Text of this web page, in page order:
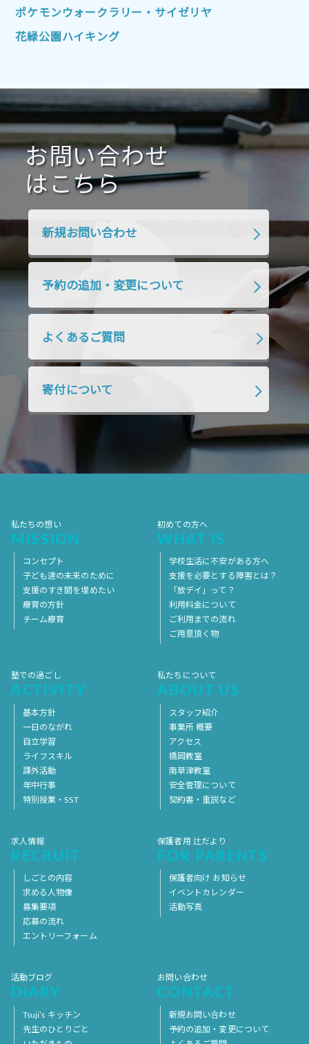
2022年1月 2021年12月 2021年11月
2021年10月 2021年9月
2021年1月 2020年12月 2020年11月
2020年10月 2020年9月 2020年8月
2020年7月 2020年6月 2020年5月
2020年4月 2020年3月 2020年2月
2019年10月 2019年9月
2019年4月
2018年7月 2018年6月
2018年4月 2018年3月 2018年2月
2018年1月 2017年12月
2017年10月 2017年9月 2017年8月
2017年5月
2017年4月
ポケモンウォークラリー・サイゼリヤ
花緑公園ハイキング
お問い合わせ
はこちら
新規お問い合わせ
予約の追加・変更について
よくあるご質問
寄付について
私たちの想い
MISSION
コンセプト
子ども達の未来のために
支援のすき間を埋めたい
療育の方針
チーム療育
初めての方へ
WHAT IS
学校生活に不安がある方へ
支援を必要とする障害とは？
「放デイ」って？
利用料金について
ご利用までの流れ
ご用意頂く物
塾での過ごし
ACTIVITY
基本方針
一日のながれ
自立学習
ライフスキル
課外活動
年中行事
特別授業・SST
私たちについて
ABOUT US
スタッフ紹介
事業所 概要
アクセス
橋岡教室
南草津教室
安全管理について
契約書・重説など
求人情報
RECRUIT
しごとの内容
求める人物像
募集要項
応募の流れ
エントリーフォーム
保護者用 辻だより
FOR PARENTS
保護者向け お知らせ
イベントカレンダー
活動写真
活動ブログ
DIARY
Tsuji’s キッチン
先生のひとりごと
お問い合わせ
CONTACT
新規お問い合わせ
予約の追加・変更について